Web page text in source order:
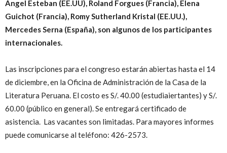
Ángel Esteban (EE.UU), Roland Forgues (Francia), Elena
Guichot (Francia), Romy Sutherland Kristal (EE.UU.),
Mercedes Serna (España), son algunos de los participantes
internacionales.
Las inscripciones para el congreso estarán abiertas hasta el 14
de diciembre, en la Oficina de Administración de la Casa de la
Literatura Peruana. El costo es S/. 40.00 (estudiaiertantes) y S/.
60.00 (público en general). Se entregará certificado de
asistencia. Las vacantes son limitadas. Para mayores informes
puede comunicarse al teléfono: 426-2573.